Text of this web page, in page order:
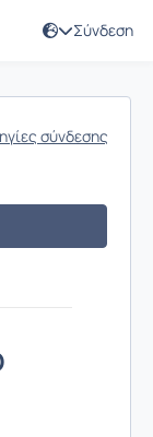
Σύνδεση
σύνδεσης